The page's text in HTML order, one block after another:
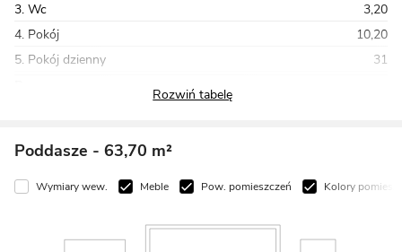
3. Wc
3,20
4. Pokój
10,20
5. Pokój dzienny
31
Poddasze - 63,70 m²
Wymiary wew. Meble Pow. pomieszczeń Kolory